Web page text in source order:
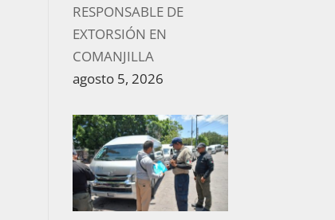
RESPONSABLE DE
EXTORSIÓN EN
COMANJILLA
agosto 5, 2026